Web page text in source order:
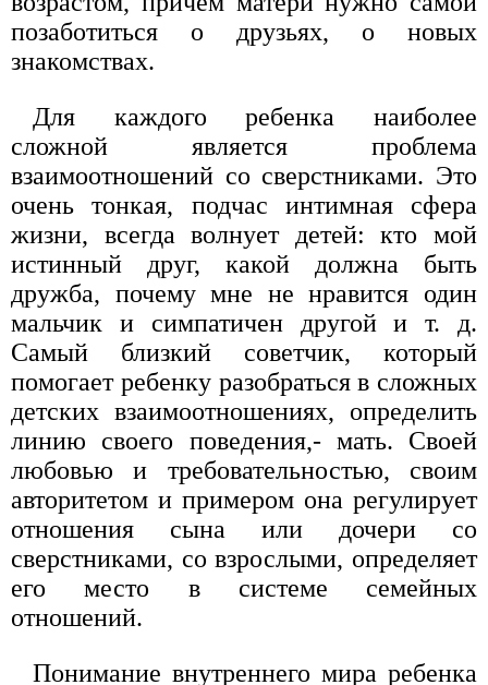
позаботиться о друзьях, о новых
знакомствах.
Для каждого ребенка наиболее
сложной является проблема
взаимоотношений со сверстниками. Это
очень тонкая, подчас интимная сфера
жизни, всегда волнует детей: кто мой
истинный друг, какой должна быть
дружба, почему мне не нравится один
мальчик и симпатичен другой и т. д.
Самый близкий советчик, который
помогает ребенку разобраться в сложных
детских взаимоотношениях, определить
линию своего поведения,- мать. Своей
любовью и требовательностью, своим
авторитетом и примером она регулирует
отношения сына или дочери со
сверстниками, со взрослыми, определяет
его место в системе семейных
отношений.
Понимание внутреннего мира ребенка